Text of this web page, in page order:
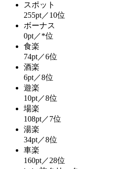
スポット
255pt／10位
ボーナス
0pt／*位
食楽
74pt／6位
酒楽
6pt／8位
遊楽
10pt／8位
場楽
108pt／7位
湯楽
34pt／8位
車楽
160pt／28位